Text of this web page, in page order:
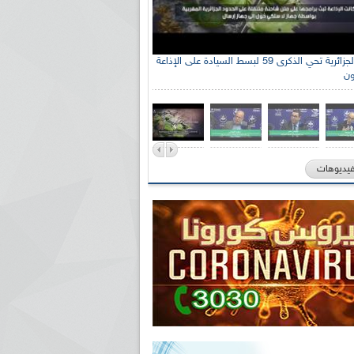
الإذاعة الجزائرية تحي الذكرى 59 لبسط السيادة على الإذاعة